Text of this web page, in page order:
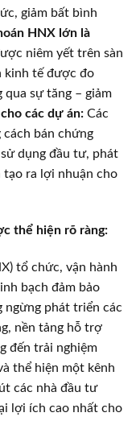
giảm bất bình
HNX lớn là
niêm yết trên sàn
kinh tế được đo
sự tăng – giảm
các dự án: Các
bán chứng
dụng đầu tư, phát
tạo ra lợi nhuận cho
thể hiện rõ ràng:
tổ chức, vận hành
bạch đảm bảo
ngừng phát triển các
nền tảng hỗ trợ
đến trải nghiệm
thể hiện một kênh
các nhà đầu tư
lợi ích cao nhất cho